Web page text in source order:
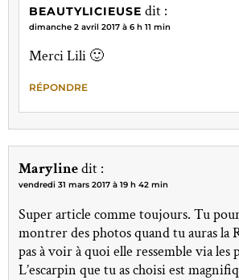
BEAUTYLICIEUSE dit :
dimanche 2 avril 2017 à 6 h 11 min
Merci Lili 🙂
RÉPONDRE
Marylinedit :
vendredi 31 mars 2017 à 19 h 42 min
Super article comme toujours. Tu
montrer des photos quand tu auras la
pas à voir à quoi elle ressemble via les
L’escarpin que tu as choisi est